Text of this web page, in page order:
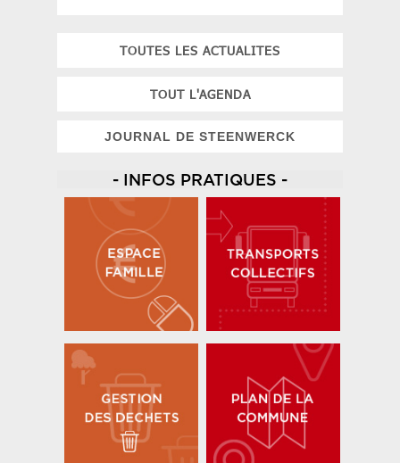
TOUTES LES ACTUALITES
TOUT L'AGENDA
JOURNAL DE STEENWERCK
- INFOS PRATIQUES -